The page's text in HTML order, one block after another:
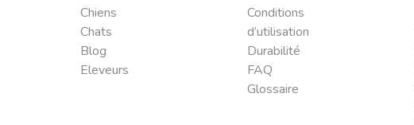
Chiens
Chats
Blog
Eleveurs
Conditions
d’utilisation
Durabilité
FAQ
Glossaire